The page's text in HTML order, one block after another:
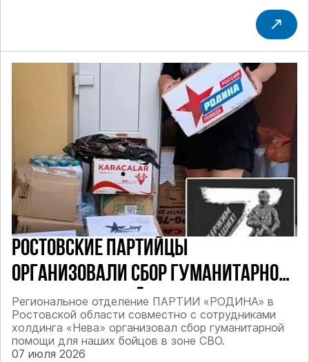
РОСТОВСКИЕ ПАРТИЙЦЫ
ОРГАНИЗОВАЛИ СБОР ГУМАНИТАРНОЙ
ПОМОЩИ ДЛЯ БОЙЦОВ СВО
Региональное отделение ПАРТИИ «РОДИНА» в
Ростовской области совместно с сотрудниками
холдинга «Нева» организовал сбор гуманитарной
помощи для наших бойцов в зоне СВО.
07 июля 2026